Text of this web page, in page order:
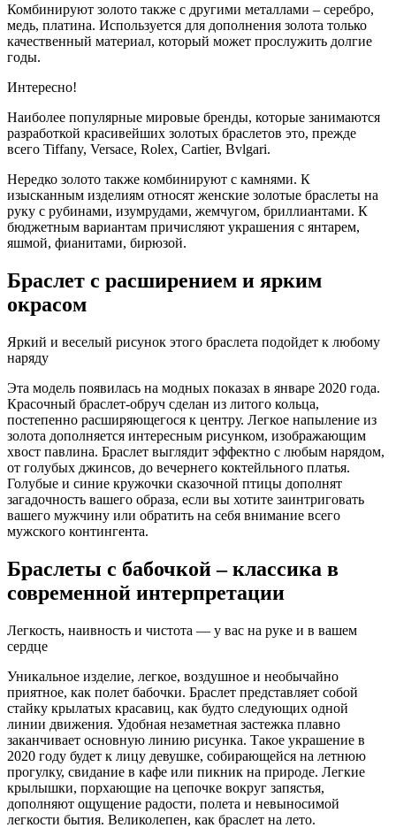
Комбинируют золото также с другими металлами – серебро,
медь, платина. Используется для дополнения золота только
качественный материал, который может прослужить долгие
годы.
Интересно!
Наиболее популярные мировые бренды, которые занимаются
разработкой красивейших золотых браслетов это, прежде
всего Tiffany, Versace, Rolex, Cartier, Bvlgari.
Нередко золото также комбинируют с камнями. К
изысканным изделиям относят женские золотые браслеты на
руку с рубинами, изумрудами, жемчугом, бриллиантами. К
бюджетным вариантам причисляют украшения с янтарем,
яшмой, фианитами, бирюзой.
Браслет с расширением и ярким
окрасом
Яркий и веселый рисунок этого браслета подойдет к любому
наряду
Эта модель появилась на модных показах в январе 2020 года.
Красочный браслет-обруч сделан из литого кольца,
постепенно расширяющегося к центру. Легкое напыление из
золота дополняется интересным рисунком, изображающим
хвост павлина. Браслет выглядит эффектно с любым нарядом,
от голубых джинсов, до вечернего коктейльного платья.
Голубые и синие кружочки сказочной птицы дополнят
загадочность вашего образа, если вы хотите заинтриговать
вашего мужчину или обратить на себя внимание всего
мужского контингента.
Браслеты с бабочкой – классика в
современной интерпретации
Легкость, наивность и чистота — у вас на руке и в вашем
сердце
Уникальное изделие, легкое, воздушное и необычайно
приятное, как полет бабочки. Браслет представляет собой
стайку крылатых красавиц, как будто следующих одной
линии движения. Удобная незаметная застежка плавно
заканчивает основную линию рисунка. Такое украшение в
2020 году будет к лицу девушке, собирающейся на летнюю
прогулку, свидание в кафе или пикник на природе. Легкие
крылышки, порхающие на цепочке вокруг запястья,
дополняют ощущение радости, полета и невыносимой
легкости бытия. Великолепен, как браслет на лето.